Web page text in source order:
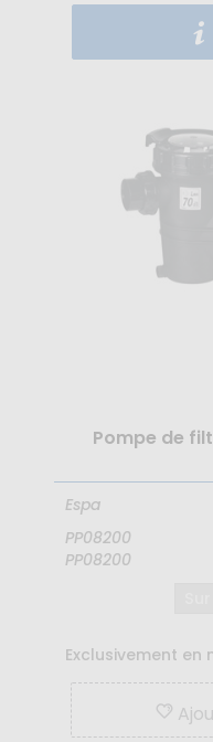
Pompe de
Espa
PP08200
PP08200
Exclusivement en